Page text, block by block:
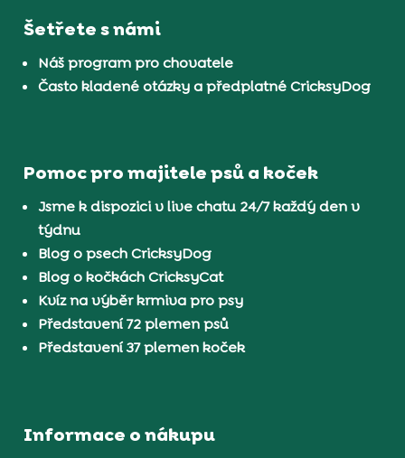
Šetřete s námi
Náš program pro chovatele
Často kladené otázky a předplatné CricksyDog
Pomoc pro majitele psů a koček
Jsme k dispozici v live chatu 24/7 každý den v
týdnu
Blog o psech CricksyDog
Blog o kočkách CricksyCat
Kvíz na výběr krmiva pro psy
Představení 72 plemen psů
Představení 37 plemen koček
Informace o nákupu